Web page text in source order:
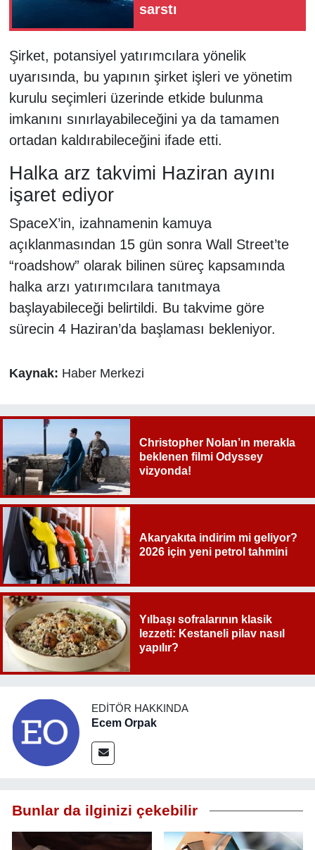
sarstı
Şirket, potansiyel yatırımcılara yönelik
uyarısında, bu yapının şirket işleri ve yönetim
kurulu seçimleri üzerinde etkide bulunma
imkanını sınırlayabileceğini ya da tamamen
ortadan kaldırabileceğini ifade etti.
Halka arz takvimi Haziran ayını
işaret ediyor
SpaceX’in, izahnamenin kamuya
açıklanmasından 15 gün sonra Wall Street’te
“roadshow” olarak bilinen süreç kapsamında
halka arzı yatırımcılara tanıtmaya
başlayabileceği belirtildi. Bu takvime göre
sürecin 4 Haziran’da başlaması bekleniyor.
Kaynak: Haber Merkezi
Christopher Nolan’ın merakla
beklenen filmi Odyssey
vizyonda!
Akaryakıta indirim mi geliyor?
2026 için yeni petrol tahmini
Yılbaşı sofralarının klasik
lezzeti: Kestaneli pilav nasıl
yapılır?
EDITÖR HAKKINDA
Ecem Orpak
Bunlar da ilginizi çekebilir